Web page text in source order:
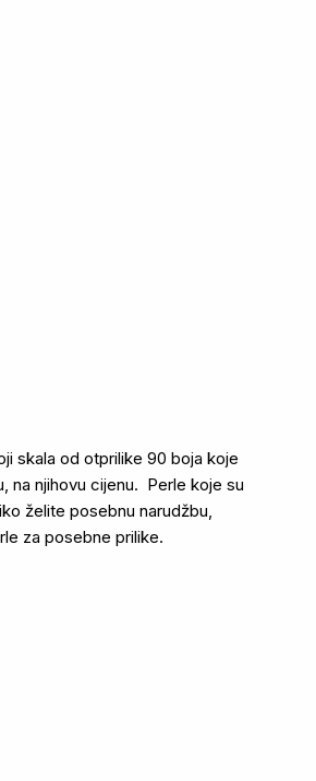
skala od otprilike 90 boja koje
na njihovu cijenu. Perle koje su
želite posebnu narudžbu,
za posebne prilike.